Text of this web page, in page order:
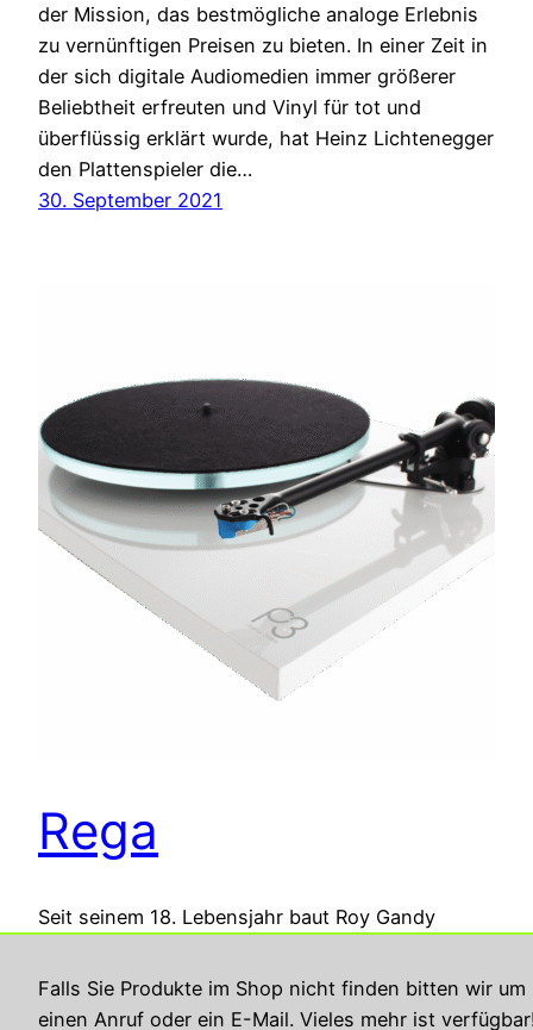
Falls Sie Produkte im Shop nicht finden bitten wir um
einen Anruf oder ein E-Mail. Vieles mehr ist
der Mission, das bestmögliche analoge Erlebnis
zu vernünftigen Preisen zu bieten. In einer Zeit in
der sich digitale Audiomedien immer größerer
Beliebtheit erfreuten und Vinyl für tot und
überflüssig erklärt wurde, hat Heinz Lichtenegger
den Plattenspieler die…
30. September 2021
Rega
Seit seinem 18. Lebensjahr baut Roy Gandy
den Markt. Er ist ein Perfektionist und hat seinen
Produkte immer weiterentwickelt. Seine seine